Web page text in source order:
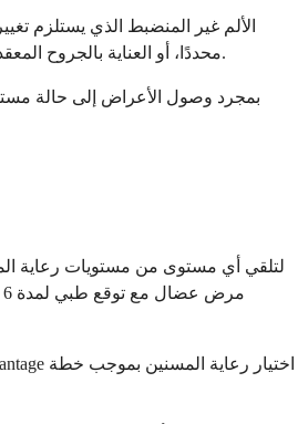
محددًا، أو العناية بالجروح المعقدة التي تتطلب تدخلات يومية متعددة، أو الغثيان أو القيء المستعصي الذي يتطلب أدوية وريدية وتقييمًا متكررًا، والقلق الشديد أو التململ النهائي الذي يتطلب مراقبة دقيقة.
لتلقي أي مستوى من مستويات رعاية